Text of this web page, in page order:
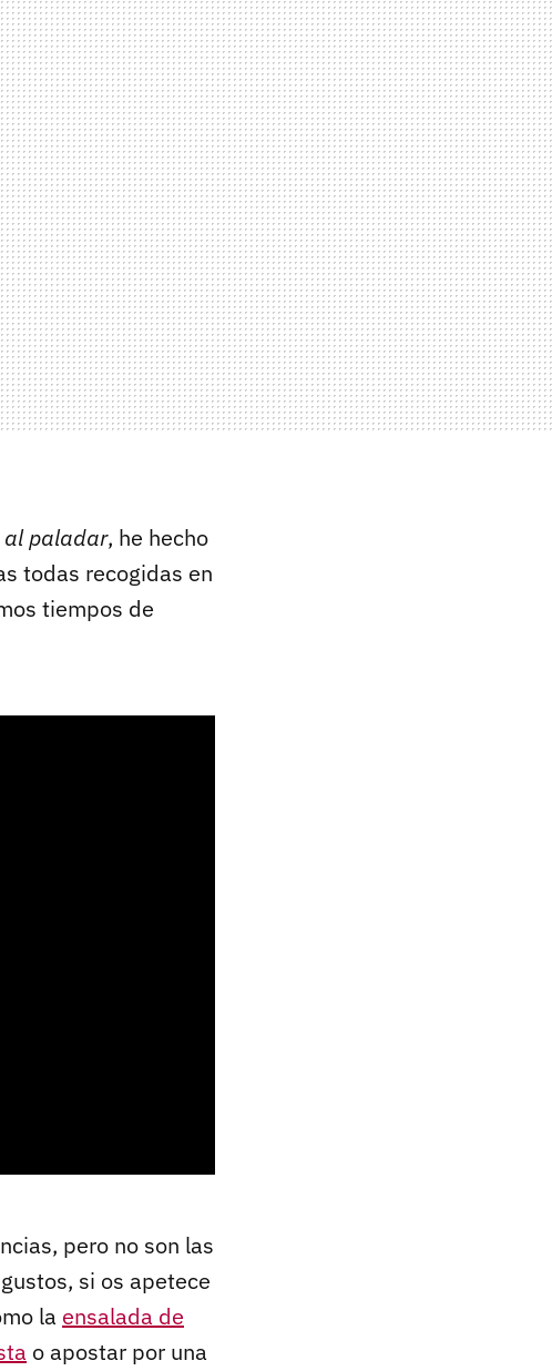
al paladar, he hecho
todas recogidas en
tiempos de
pero no son las
si os apetece
la ensalada de
o apostar por una